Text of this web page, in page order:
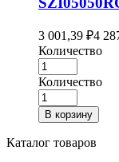
3 001,39 ₽4
Количество
Количество
В корзину
Каталог товаров